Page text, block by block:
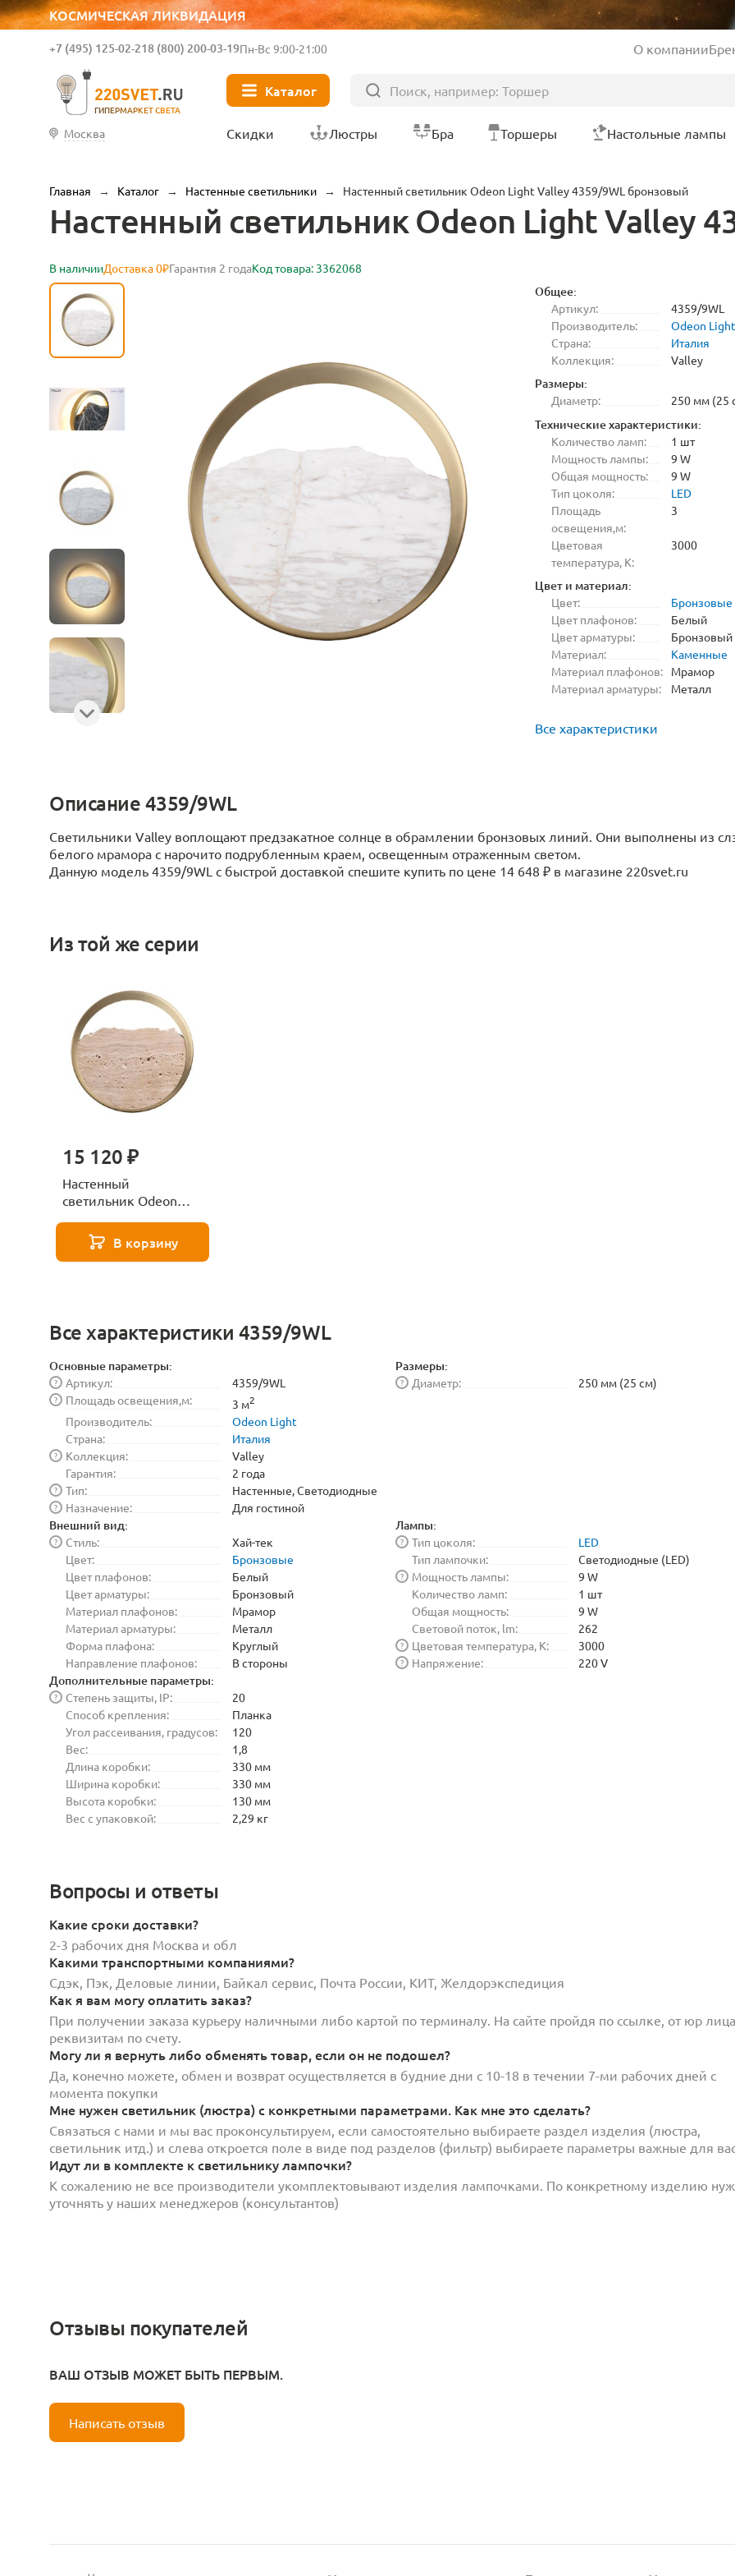
КОСМИЧЕСКАЯ ЛИКВИДАЦИЯ
ГИПЕРМАРКЕТ СВЕТА
+7 (495) 125-02-218 (800) 200-03-19Пн-Вс 9:00-21:00 О компании
Каталог
Москва Скидки Люстры Бра Торшеры Настольные лампы
Главная → Каталог → Настенные светильники → Настенный светильник Odeon Light Valley 4359/9WL бронзовый
Настенный светильник Odeon Light Valley
В наличииДоставка 0₽Гарантия 2 годаКод товара: 3362068
Общее:
Артикул:
4359/9WL
Производитель:
Odeon Light
Страна:
Италия
Коллекция:
Valley
Размеры:
Диаметр: 250 мм (25
Технические характеристики:
Количество ламп:
1 шт
Мощность лампы:
9 W
Общая мощность:
9 W
Тип цоколя:
LED
Площадь
освещения,м:
3
Цветовая
температура, K:
3000
Цвет и материал:
Цвет:
Бронзовые
Цвет плафонов:
Белый
Цвет арматуры:
Бронзовый
Материал:
Каменные
Материал плафонов:
Мрамор
Материал арматуры:
Металл
Все характеристики
Описание 4359/9WL
Светильники Valley воплощают предзакатное солнце в обрамлении бронзовых линий. Они выполнены из
белого мрамора с нарочито подрубленным краем, освещенным отраженным светом.
Данную модель 4359/9WL с быстрой доставкой спешите купить по цене 14 648 ₽ в магазине 220svet.ru
Из той же серии
15 120 ₽
Настенный
светильник Odeon
бронзовыйВ корзину
Все характеристики 4359/9WL
Основные параметры:
Артикул:
?
4359/9WL
Площадь освещения,м:
? 3 м2
Производитель:
Odeon Light
Страна:
Италия
Коллекция:
?
Valley
Гарантия:
2 года
Тип:
?
Настенные, Светодиодные
Назначение:
? Для гостиной
Размеры:
Диаметр:
? 250 мм (25 см)
Внешний вид:
Стиль:
?
Хай-тек
Цвет:
Бронзовые
Цвет плафонов:
Белый
Цвет арматуры:
Бронзовый
Материал плафонов:
Мрамор
Материал арматуры:
Металл
Форма плафона:
Круглый
Направление плафонов:
В стороны
Лампы:
Тип цоколя:
?
LED
Тип лампочки:
Светодиодные (LED)
Мощность лампы:
?
9 W
Количество ламп:
1 шт
Общая мощность:
9 W
Световой поток, lm:
262
Цветовая температура, K:
?
3000
Напряжение:
? 220 V
Дополнительные параметры:
Степень защиты, IP:
?
20
Способ крепления:
Планка
Угол рассеивания, градусов:
120
Вес:
1,8
Длина коробки:
330 мм
Ширина коробки:
330 мм
Высота коробки:
130 мм
Вес с упаковкой:
2,29 кг
Вопросы и ответы
Какие сроки доставки?
2-3 рабочих дня Москва и обл
Какими транспортными компаниями?
Сдэк, Пэк, Деловые линии, Байкал сервис, Почта России, КИТ, Желдорэкспедиция
Как я вам могу оплатить заказ?
При получении заказа курьеру наличными либо картой по терминалу. На сайте пройдя по ссылке, от юр
реквизитам по счету.
Могу ли я вернуть либо обменять товар, если он не подошел?
Да, конечно можете, обмен и возврат осуществляется в будние дни с 10-18 в течении 7-ми рабочих дней с
момента покупки
Мне нужен светильник (люстра) с конкретными параметрами. Как мне это сделать?
Связаться с нами и мы вас проконсультируем, если самостоятельно выбираете раздел изделия (люстра,
светильник итд.) и слева откроется поле в виде под разделов (фильтр) выбираете параметры важные для
Идут ли в комплекте к светильнику лампочки?
К сожалению не все производители укомплектовывают изделия лампочками. По конкретному изделию
уточнять у наших менеджеров (консультантов)
Отзывы покупателей
ВАШ ОТЗЫВ МОЖЕТ БЫТЬ ПЕРВЫМ.
Написать отзыв